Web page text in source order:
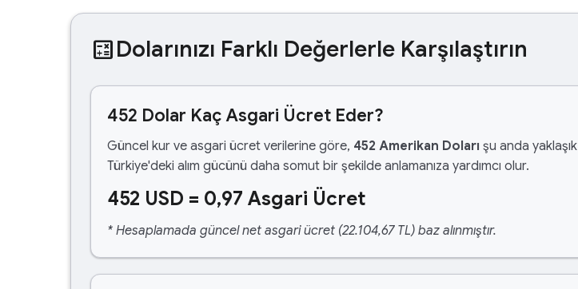
calculateDolarınızı Farklı Değerlerle Karşılaştırın
452 Dolar Kaç Asgari Ücret Eder?
Güncel kur ve asgari ücret verilerine göre, 452 Amerikan Doları şu anda yaklaşık
Türkiye'deki alım gücünü daha somut bir şekilde anlamanıza yardımcı olur.
452 USD = 0,97 Asgari Ücret
* Hesaplamada güncel net asgari ücret (22.104,67 TL) baz alınmıştır.